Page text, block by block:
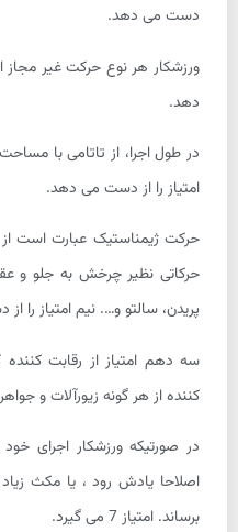
دست می دهد.
ورزشکار هر نوع حرکت غیر مجاز
دهد.
در طول اجرا، از تاتامی با
امتیاز را از دست می دهد.
حرکت ژیمناستیک عبارت است
حرکاتی نظیر چرخش به جلو و
پریدن، سالتو و…. نیم امتیاز را
سه دهم امتیاز از رقابت
کننده از هر گونه زیورآلات و
در صورتیکه ورزشکار اجرای
اصلاحا یادش رود ، یا مکث زیاد
برساند. امتیاز 7 می گیرد.